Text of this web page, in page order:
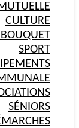
CULTURE
SPORT
SÉNIORS